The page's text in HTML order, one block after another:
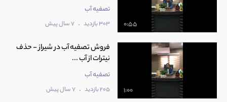
0:55
تصفیه آب
303 بازدید . 7 سال پیش
1:00
فروش تصفیه آب در شیراز - حذف
نیترات از آب ...
تصفیه آب
205 بازدید . 7 سال پیش